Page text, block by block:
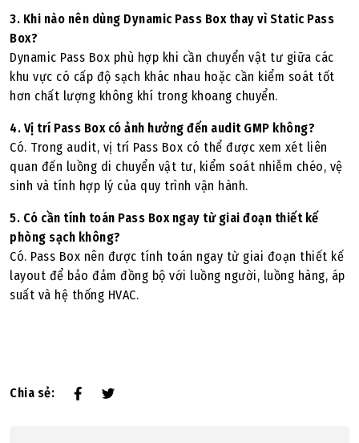
3. Khi nào nên dùng Dynamic Pass Box thay vì Static Pass
Box?
Dynamic Pass Box phù hợp khi cần chuyển vật tư giữa các
khu vực có cấp độ sạch khác nhau hoặc cần kiểm soát tốt
hơn chất lượng không khí trong khoang chuyển.
4. Vị trí Pass Box có ảnh hưởng đến audit GMP không?
Có. Trong audit, vị trí Pass Box có thể được xem xét liên
quan đến luồng di chuyển vật tư, kiểm soát nhiễm chéo, vệ
sinh và tính hợp lý của quy trình vận hành.
5. Có cần tính toán Pass Box ngay từ giai đoạn thiết kế
phòng sạch không?
Có. Pass Box nên được tính toán ngay từ giai đoạn thiết kế
layout để bảo đảm đồng bộ với luồng người, luồng hàng, áp
suất và hệ thống HVAC.
Chia sẻ: